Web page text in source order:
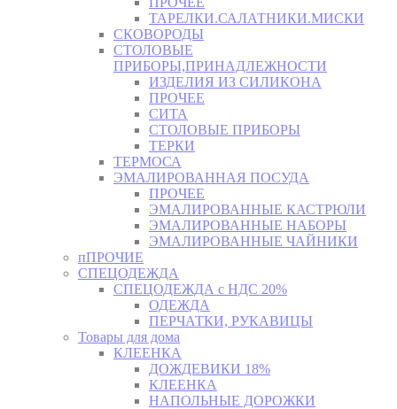
ТАРЕЛКИ.САЛАТНИКИ.МИСКИ
СКОВОРОДЫ
СТОЛОВЫЕ
ПРИБОРЫ,ПРИНАДЛЕЖНОСТИ
ИЗДЕЛИЯ ИЗ СИЛИКОНА
ПРОЧЕЕ
СИТА
СТОЛОВЫЕ ПРИБОРЫ
ТЕРКИ
ТЕРМОСА
ЭМАЛИРОВАННАЯ ПОСУДА
ПРОЧЕЕ
ЭМАЛИРОВАННЫЕ КАСТРЮЛИ
ЭМАЛИРОВАННЫЕ НАБОРЫ
ЭМАЛИРОВАННЫЕ ЧАЙНИКИ
пПРОЧИЕ
СПЕЦОДЕЖДА
СПЕЦОДЕЖДА с НДС 20%
ОДЕЖДА
ПЕРЧАТКИ, РУКАВИЦЫ
Товары для дома
КЛЕЕНКА
ДОЖДЕВИКИ 18%
КЛЕЕНКА
НАПОЛЬНЫЕ ДОРОЖКИ